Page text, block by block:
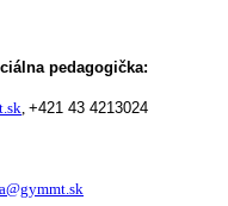
pedagogička:
+421 43 4213024